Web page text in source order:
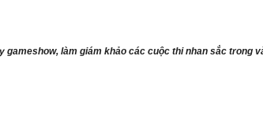
gameshow, làm giám khảo các cuộc thi nhan sắc trong